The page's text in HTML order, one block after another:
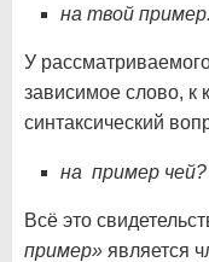
на твой пример.
У
зависимое слово, к
синтаксический
на пример чей?
Всё это
пример» является